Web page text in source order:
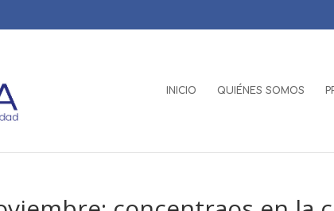
INICIO QUIÉNES SOMOS